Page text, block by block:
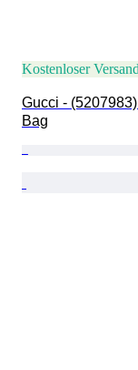
Kostenloser Versand
Gucci -
Bag